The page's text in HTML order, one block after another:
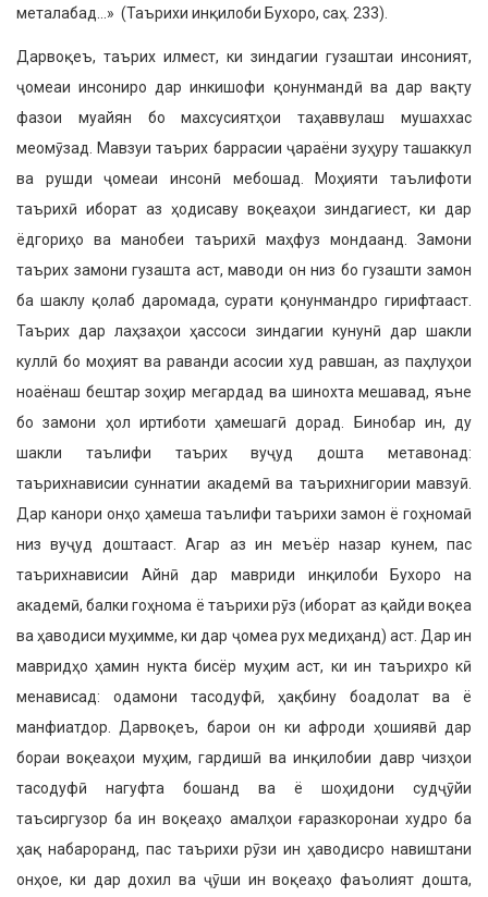
металабад…» (Таърихи инқилоби Бухоро, саҳ. 233).
Дарвоқеъ, таърих илмест, ки зиндагии гузаштаи инсоният,
ҷомеаи инсониро дар инкишофи қонунмандӣ ва дар вақту
фазои муайян бо махсусиятҳои таҳаввулаш мушаххас
меомӯзад. Мавзуи таърих баррасии ҷараёни зуҳуру ташаккул
ва рушди ҷомеаи инсонӣ мебошад. Моҳияти таълифоти
таърихӣ иборат аз ҳодисаву воқеаҳои зиндагиест, ки дар
ёдгориҳо ва манобеи таърихӣ маҳфуз мондаанд. Замони
таърих замони гузашта аст, маводи он низ бо гузашти замон
ба шаклу қолаб даромада, сурати қонунмандро гирифтааст.
Таърих дар лаҳзаҳои ҳассоси зиндагии кунунӣ дар шакли
куллӣ бо моҳият ва раванди асосии худ равшан, аз паҳлуҳои
ноаёнаш бештар зоҳир мегардад ва шинохта мешавад, яъне
бо замони ҳол иртиботи ҳамешагӣ дорад. Бинобар ин, ду
шакли таълифи таърих вуҷуд дошта метавонад:
таърихнависии суннатии академӣ ва таърихнигории мавзуӣ.
Дар канори онҳо ҳамеша таълифи таърихи замон ё гоҳномаӣ
низ вуҷуд доштааст. Агар аз ин меъёр назар кунем, пас
таърихнависии Айнӣ дар мавриди инқилоби Бухоро на
академӣ, балки гоҳнома ё таърихи рӯз (иборат аз қайди воқеа
ва ҳаводиси муҳимме, ки дар ҷомеа рух медиҳанд) аст. Дар ин
мавридҳо ҳамин нукта бисёр муҳим аст, ки ин таърихро кӣ
менависад: одамони тасодуфӣ, ҳақбину боадолат ва ё
манфиатдор. Дарвоқеъ, барои он ки афроди ҳошиявӣ дар
бораи воқеаҳои муҳим, гардишӣ ва инқилобии давр чизҳои
тасодуфӣ нагуфта бошанд ва ё шоҳидони судҷӯйи
таъсиргузор ба ин воқеаҳо амалҳои ғаразкоронаи худро ба
ҳақ набароранд, пас таърихи рӯзи ин ҳаводисро навиштани
онҳое, ки дар дохил ва ҷӯши ин воқеаҳо фаъолият дошта,